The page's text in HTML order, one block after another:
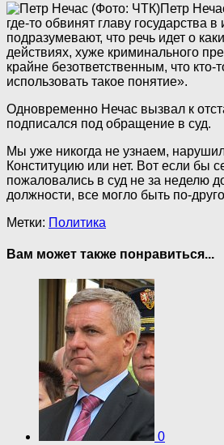
Петр
где-то обвинят главу государства
подразумевают, что речь идет о
действиях, хуже криминального
крайне безответственным, что
использовать такое понятие».
Одновременно Нечас вызвал к
подписался под обращение в суд.
Мы уже никогда не узнаем,
Конституцию или нет. Вот если бы
пожаловались в суд не за неделю
должности, все могло быть по-
Метки: Политика
Вам может также понравиться...
0